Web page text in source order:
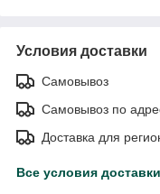
Условия доставки
Самовывоз
Самовывоз по
Доставка для
Все условия доставки